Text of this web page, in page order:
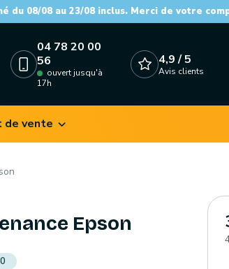
08/08 au 23/08 inclus. Merci de votre
04 78 20 00
56
ouvert jusqu'à
17h
4,9 / 5
Avis clients
de vente
Epson